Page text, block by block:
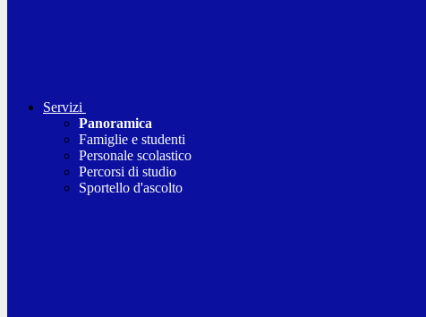
Servizi
Panoramica
Famiglie e studenti
Personale scolastico
Percorsi di studio
Sportello d'ascolto